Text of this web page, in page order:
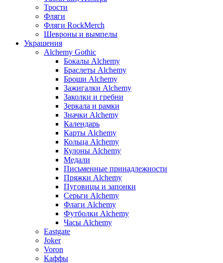
Трости
Фляги
Фляги RockMerch
Шевроны и вымпелы
Украшения
Alchemy Gothic
Бокалы Alchemy
Браслеты Alchemy
Броши Alchemy
Зажигалки Alchemy
Заколки и гребни
Зеркала и рамки
Значки Alchemy
Календарь
Карты Alchemy
Кольца Alchemy
Кулоны Alchemy
Медали
Письменные принадлежности
Пряжки Alchemy
Пуговицы и запонки
Серьги Alchemy
Флаги Alchemy
Футболки Alchemy
Часы Alchemy
Eastgate
Joker
Voron
Каффы